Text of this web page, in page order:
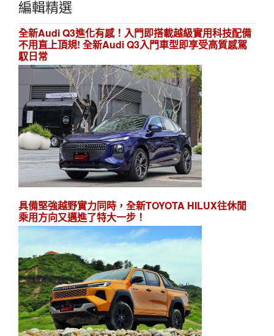
編輯精選
全新Audi Q3進化有感！入門即搭載越級實用科技配備
不用直上頂規! 全新Audi Q3入門車型即享受高質感駕
馭日常
具備堅強越野實力同時，全新TOYOTA HILUX往休閒
乘用方向又邁進了特大一步！